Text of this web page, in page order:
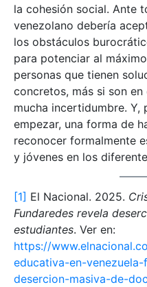
la cohesión social. Ante
venezolano debería
los obstáculos
para potenciar al
personas que tienen
concretos, más si son
mucha incertidumbre. Y,
empezar, una forma de
reconocer formalmente
y jóvenes en los
[1] El Nacional. 2025.
Fundaredes revela
estudiantes. Ver en:
https://
educativa-en-
desercion-masiva-de-